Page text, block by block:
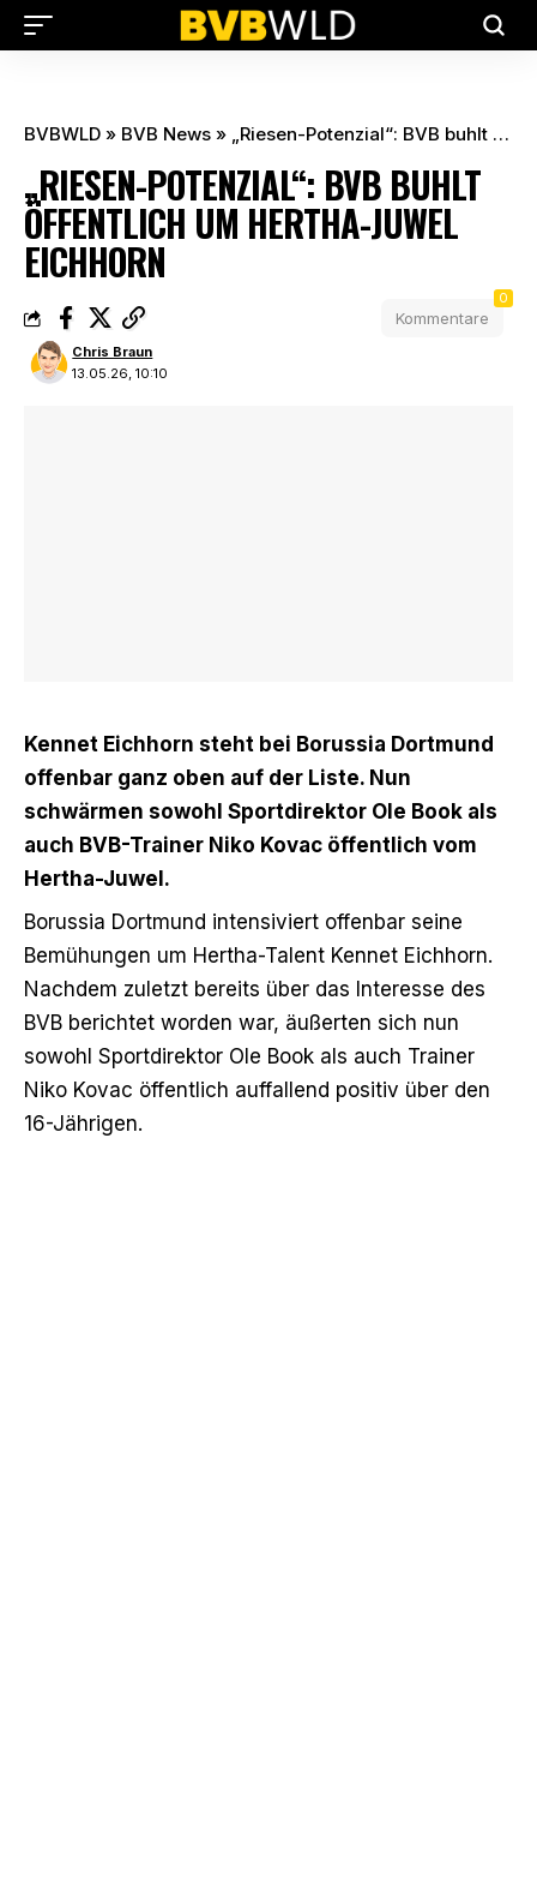
BVBWLD » BVB News » „Riesen-Potenzial“: BVB buhlt öffentlich um Hertha-Juwel Eichhorn
„RIESEN-POTENZIAL“: BVB BUHLT
ÖFFENTLICH UM HERTHA-JUWEL
EICHHORN
13.05.26, 10:10
Chris Braun
Kommentare
0
Kennet Eichhorn steht bei Borussia Dortmund
offenbar ganz oben auf der Liste. Nun
schwärmen sowohl Sportdirektor Ole Book als
auch BVB-Trainer Niko Kovac öffentlich vom
Hertha-Juwel.
Borussia Dortmund intensiviert offenbar seine
Bemühungen um Hertha-Talent Kennet Eichhorn.
Nachdem zuletzt bereits über das Interesse des
BVB berichtet worden war, äußerten sich nun
sowohl Sportdirektor Ole Book als auch Trainer
Niko Kovac öffentlich auffallend positiv über den
16-Jährigen.